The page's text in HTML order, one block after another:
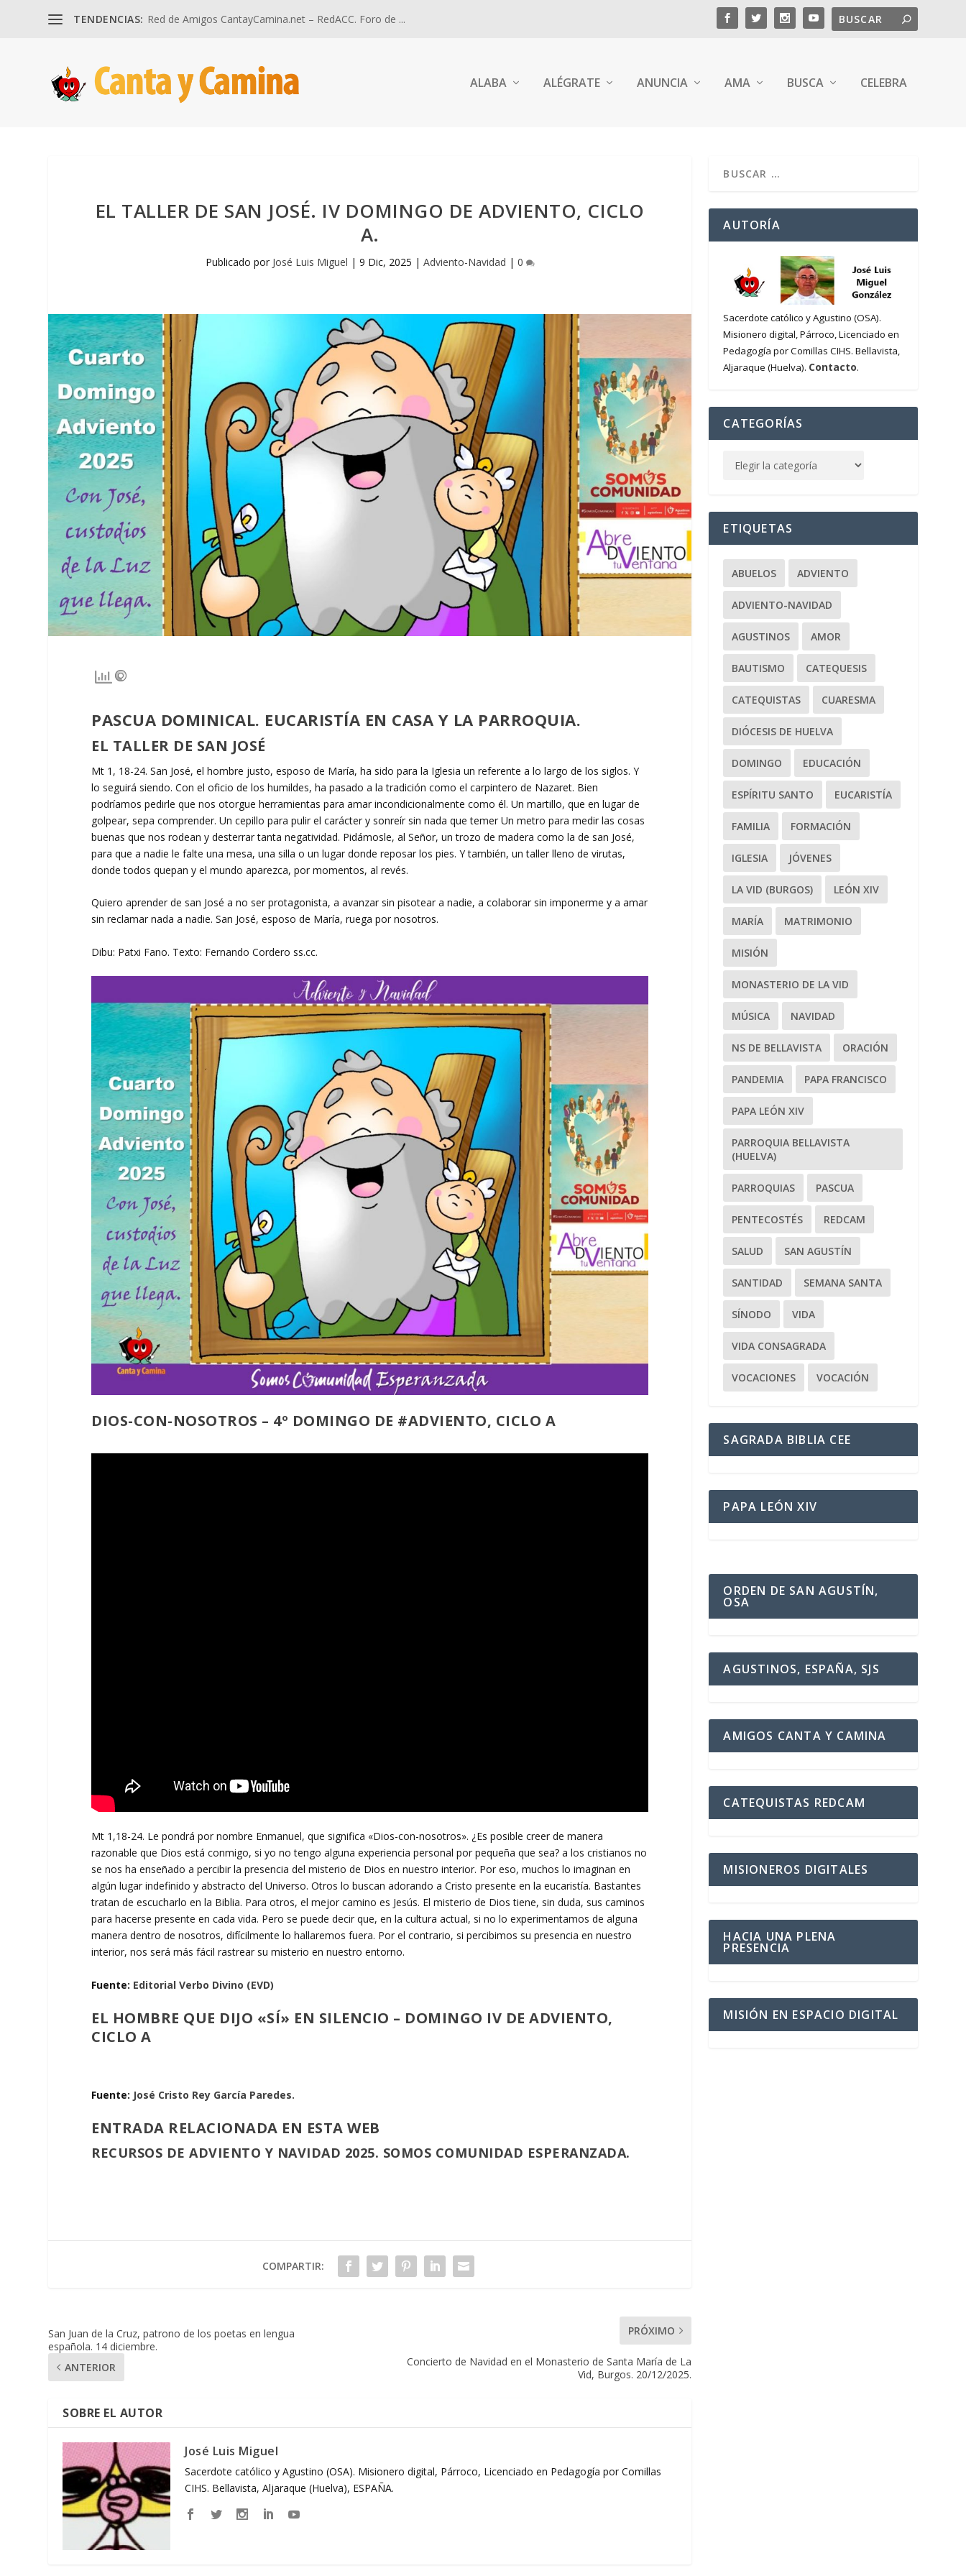
TENDENCIAS: Red de Amigos CantayCamina.net – RedACC. Foro de ...
ALABA ALÉGRATE ANUNCIA AMA BUSCA CELEBRA
EL TALLER DE SAN JOSÉ. IV DOMINGO DE ADVIENTO, CICLO
A.
Publicado por José Luis Miguel | 9 Dic, 2025 | Adviento-Navidad | 0
PASCUA DOMINICAL. EUCARISTÍA EN CASA Y LA PARROQUIA.
EL TALLER DE SAN JOSÉ
Mt 1, 18-24. San José, el hombre justo, esposo de María, ha sido para la Iglesia un referente a lo largo de los siglos. Y
lo seguirá siendo. Con el oficio de los humildes, ha pasado a la tradición como el carpintero de Nazaret. Bien
podríamos pedirle que nos otorgue herramientas para amar incondicionalmente como él. Un martillo, que en lugar de
golpear, sepa comprender. Un cepillo para pulir el carácter y sonreír sin nada que temer Un metro para medir las cosas
buenas que nos rodean y desterrar tanta negatividad. Pidámosle, al Señor, un trozo de madera como la de san José,
para que a nadie le falte una mesa, una silla o un lugar donde reposar los pies. Y también, un taller lleno de virutas,
donde todos quepan y el mundo aparezca, por momentos, al revés.
Quiero aprender de san José a no ser protagonista, a avanzar sin pisotear a nadie, a colaborar sin imponerme y a amar
sin reclamar nada a nadie. San José, esposo de María, ruega por nosotros.
Dibu: Patxi Fano. Texto: Fernando Cordero ss.cc.
DIOS-CON-NOSOTROS – 4º DOMINGO DE #ADVIENTO, CICLO A
Mt 1,18-24. Le pondrá por nombre Enmanuel, que significa «Dios-con-nosotros». ¿Es posible creer de manera
razonable que Dios está conmigo, si yo no tengo alguna experiencia personal por pequeña que sea? a los cristianos no
se nos ha enseñado a percibir la presencia del misterio de Dios en nuestro interior. Por eso, muchos lo imaginan en
algún lugar indefinido y abstracto del Universo. Otros lo buscan adorando a Cristo presente en la eucaristía. Bastantes
tratan de escucharlo en la Biblia. Para otros, el mejor camino es Jesús. El misterio de Dios tiene, sin duda, sus caminos
para hacerse presente en cada vida. Pero se puede decir que, en la cultura actual, si no lo experimentamos de alguna
manera dentro de nosotros, difícilmente lo hallaremos fuera. Por el contrario, si percibimos su presencia en nuestro
interior, nos será más fácil rastrear su misterio en nuestro entorno.
Fuente: Editorial Verbo Divino (EVD)
EL HOMBRE QUE DIJO «SÍ» EN SILENCIO – DOMINGO IV DE ADVIENTO,
CICLO A
Fuente: José Cristo Rey García Paredes.
ENTRADA RELACIONADA EN ESTA WEB
RECURSOS DE ADVIENTO Y NAVIDAD 2025. SOMOS COMUNIDAD ESPERANZADA.
COMPARTIR:
San Juan de la Cruz, patrono de los poetas en lengua
española. 14 diciembre.
ANTERIOR
PRÓXIMO
Concierto de Navidad en el Monasterio de Santa María de La
Vid, Burgos. 20/12/2025.
SOBRE EL AUTOR
José Luis Miguel
Sacerdote católico y Agustino (OSA). Misionero digital, Párroco, Licenciado en Pedagogía por Comillas
CIHS. Bellavista, Aljaraque (Huelva), ESPAÑA.
AUTORÍA
Sacerdote católico y Agustino (OSA).
Misionero digital, Párroco, Licenciado en
Pedagogía por Comillas CIHS. Bellavista,
Aljaraque (Huelva). Contacto.
CATEGORÍAS
ETIQUETAS
ABUELOS ADVIENTO
ADVIENTO-NAVIDAD
AGUSTINOS AMOR
BAUTISMO CATEQUESIS
CATEQUISTAS CUARESMA
DIÓCESIS DE HUELVA
DOMINGO EDUCACIÓN
ESPÍRITU SANTO EUCARISTÍA
FAMILIA FORMACIÓN
IGLESIA JÓVENES
LA VID (BURGOS) LEÓN XIV
MARÍA MATRIMONIO
MISIÓN
MONASTERIO DE LA VID
MÚSICA NAVIDAD
NS DE BELLAVISTA ORACIÓN
PANDEMIA PAPA FRANCISCO
PAPA LEÓN XIV
PARROQUIA BELLAVISTA
(HUELVA)
PARROQUIAS PASCUA
PENTECOSTÉS REDCAM
SALUD SAN AGUSTÍN
SANTIDAD SEMANA SANTA
SÍNODO VIDA
VIDA CONSAGRADA
VOCACIONES VOCACIÓN
SAGRADA BIBLIA CEE
PAPA LEÓN XIV
ORDEN DE SAN AGUSTÍN,
OSA
AGUSTINOS, ESPAÑA, SJS
AMIGOS CANTA Y CAMINA
CATEQUISTAS REDCAM
MISIONEROS DIGITALES
HACIA UNA PLENA
PRESENCIA
MISIÓN EN ESPACIO DIGITAL